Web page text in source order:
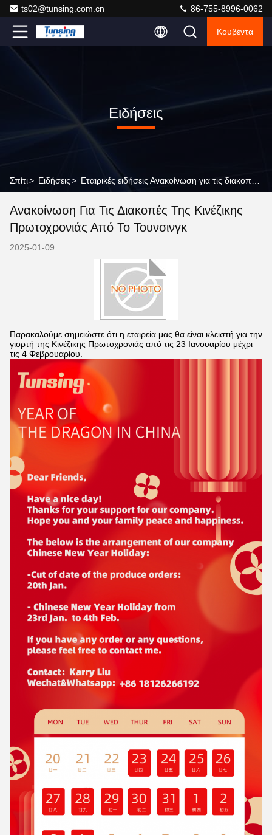
ts02@tunsing.com.cn 86-755-8996-0062
Κουβέντα
Ειδήσεις
Σπίτι> Ειδήσεις>
Ανακοίνωση Για Τις Διακοπές Της Κινέζικης
Πρωτοχρονιάς Από Το Τουνσινγκ
2025-01-09
Παρακαλούμε σημειώστε ότι η εταιρεία μας θα είναι κλειστή για την
γιορτή της Κινέζικης Πρωτοχρονιάς από τις 23 Ιανουαρίου μέχρι
τις 4 Φεβρουαρίου.